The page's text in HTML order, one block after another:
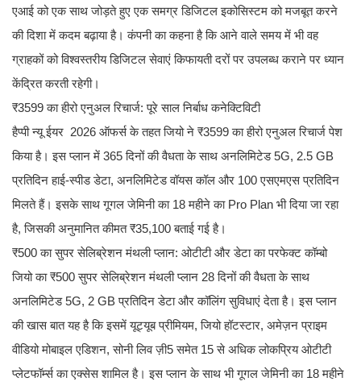
एआई को एक साथ जोड़ते हुए एक समग्र डिजिटल इकोसिस्टम को मजबूत करने
की दिशा में कदम बढ़ाया है। कंपनी का कहना है कि आने वाले समय में भी वह
ग्राहकों को विश्वस्तरीय डिजिटल सेवाएं किफायती दरों पर उपलब्ध कराने पर ध्यान
केंद्रित करती रहेगी।
₹3599 का हीरो एनुअल रिचार्ज: पूरे साल निर्बाध कनेक्टिविटी
हैप्पी न्यू ईयर 2026 ऑफर्स के तहत जियो ने ₹3599 का हीरो एनुअल रिचार्ज पेश
किया है। इस प्लान में 365 दिनों की वैधता के साथ अनलिमिटेड 5G, 2.5 GB
प्रतिदिन हाई-स्पीड डेटा, अनलिमिटेड वॉयस कॉल और 100 एसएमएस प्रतिदिन
मिलते हैं। इसके साथ गूगल जेमिनी का 18 महीने का Pro Plan भी दिया जा रहा
है, जिसकी अनुमानित कीमत ₹35,100 बताई गई है।
₹500 का सुपर सेलिब्रेशन मंथली प्लान: ओटीटी और डेटा का परफेक्ट कॉम्बो
जियो का ₹500 सुपर सेलिब्रेशन मंथली प्लान 28 दिनों की वैधता के साथ
अनलिमिटेड 5G, 2 GB प्रतिदिन डेटा और कॉलिंग सुविधाएं देता है। इस प्लान
की खास बात यह है कि इसमें यूट्यूब प्रीमियम, जियो हॉटस्टार, अमेज़न प्राइम
वीडियो मोबाइल एडिशन, सोनी लिव ज़ी5 समेत 15 से अधिक लोकप्रिय ओटीटी
प्लेटफॉर्म्स का एक्सेस शामिल है। इस प्लान के साथ भी गूगल जेमिनी का 18 महीने